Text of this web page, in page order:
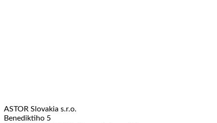
ASTOR Slovakia s.r.o.
Benediktiho 5